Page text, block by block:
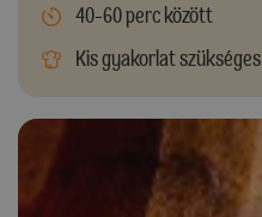
40-60 perc között
Kis gyakorlat szükséges